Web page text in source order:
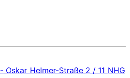
- Oskar Helmer-Straße 2 / 11 NHG